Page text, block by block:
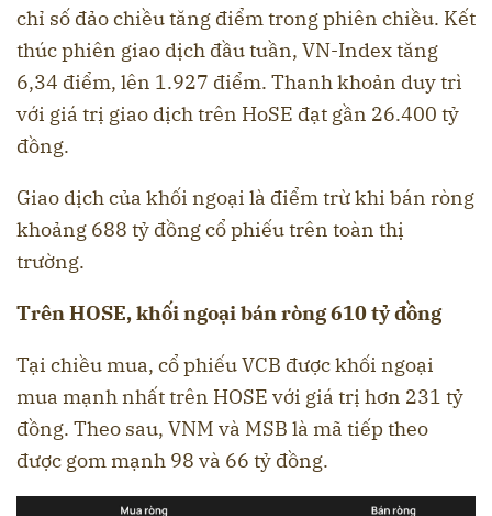
chỉ số đảo chiều tăng điểm trong phiên chiều. Kết
thúc phiên giao dịch đầu tuần, VN-Index tăng
6,34 điểm, lên 1.927 điểm. Thanh khoản duy trì
với giá trị giao dịch trên HoSE đạt gần 26.400 tỷ
đồng.
Giao dịch của khối ngoại là điểm trừ khi bán ròng
khoảng 688 tỷ đồng cổ phiếu trên toàn thị
trường.
Trên HOSE, khối ngoại bán ròng 610 tỷ đồng
Tại chiều mua, cổ phiếu VCB được khối ngoại
mua mạnh nhất trên HOSE với giá trị hơn 231 tỷ
đồng. Theo sau, VNM và MSB là mã tiếp theo
được gom mạnh 98 và 66 tỷ đồng.